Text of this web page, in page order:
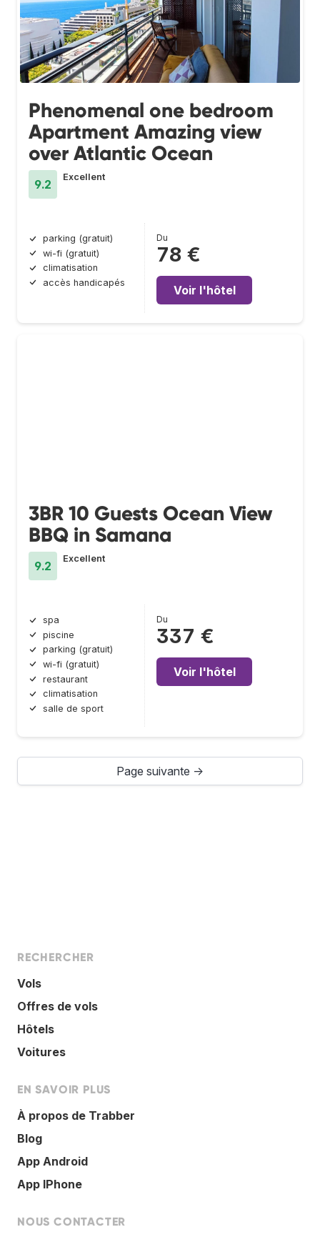
Phenomenal one bedroom
Apartment Amazing view
over Atlantic Ocean
9.2
Excellent
parking (gratuit)
wi-fi (gratuit)
climatisation
accès handicapés
Du
78 €
Voir l'hôtel
3BR 10 Guests Ocean View
BBQ in Samana
9.2
Excellent
spa
piscine
parking (gratuit)
wi-fi (gratuit)
restaurant
climatisation
salle de sport
Du
337 €
Voir l'hôtel
Page suivante →
RECHERCHER
Vols
Offres de vols
Hôtels
Voitures
EN SAVOIR PLUS
À propos de Trabber
Blog
App Android
App IPhone
NOUS CONTACTER